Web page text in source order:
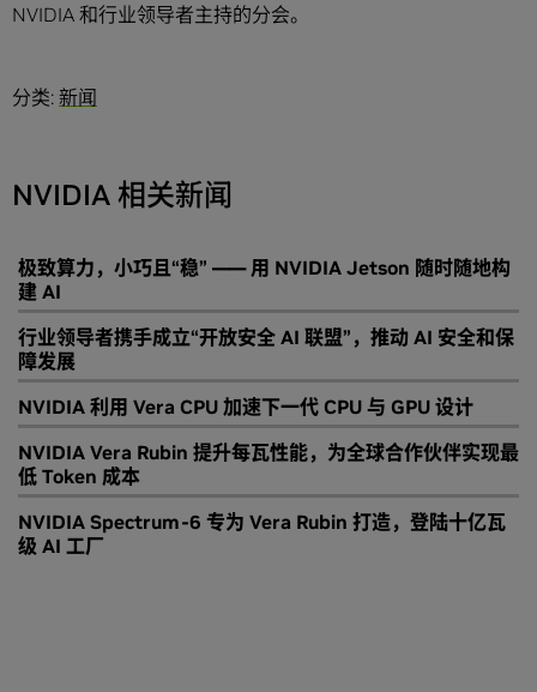
NVIDIA 和行业领导者主持的分会。
分类: 新闻
NVIDIA 相关新闻
极致算力，小巧且“稳” —— 用 NVIDIA Jetson 随时随地构
建 AI
行业领导者携手成立“开放安全 AI 联盟”，推动 AI 安全和保
障发展
NVIDIA 利用 Vera CPU 加速下一代 CPU 与 GPU 设计
NVIDIA Vera Rubin 提升每瓦性能，为全球合作伙伴实现最
低 Token 成本
NVIDIA Spectrum-6 专为 Vera Rubin 打造，登陆十亿瓦
级 AI 工厂